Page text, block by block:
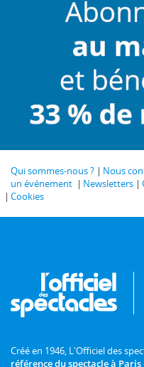
Qui sommes-nous ? Nous
un événement
Newsletters
Cookies
Créé en 1946, L'Officiel des
référence du spectacle à Paris